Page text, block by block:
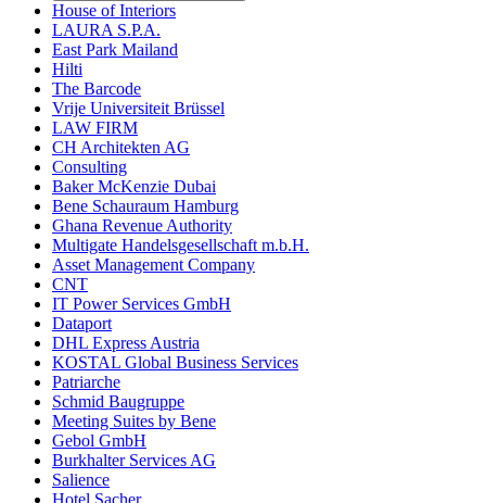
House of Interiors
LAURA S.P.A.
East Park Mailand
Hilti
The Barcode
Vrije Universiteit Brüssel
LAW FIRM
CH Architekten AG
Consulting
Baker McKenzie Dubai
Bene Schauraum Hamburg
Ghana Revenue Authority
Multigate Handelsgesellschaft m.b.H.
Asset Management Company
CNT
IT Power Services GmbH
Dataport
DHL Express Austria
KOSTAL Global Business Services
Patriarche
Schmid Baugruppe
Meeting Suites by Bene
Gebol GmbH
Burkhalter Services AG
Salience